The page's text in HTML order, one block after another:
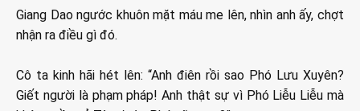
Giang Dao ngước khuôn mặt máu me lên, nhìn anh ấy, chợt
nhận ra điều gì đó.
Cô ta kinh hãi hét lên: “Anh điên rồi sao Phó Lưu Xuyên?
Giết người là phạm pháp! Anh thật sự vì Phó Liễu Liễu mà